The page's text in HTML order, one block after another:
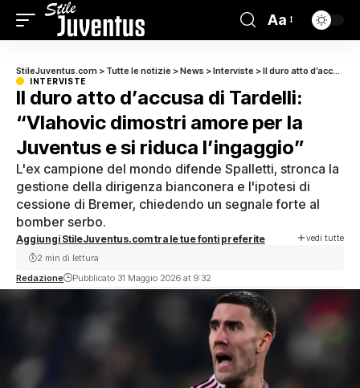
Aa
StileJuventus.com > Tutte le notizie >News >Interviste >Il duro atto d’accusa di Tardelli: “Vlahovic dimostri amore per la Juventus e si riduca l’ingaggio”
INTERVISTE
Il duro atto d’accusa di Tardelli:
“Vlahovic dimostri amore per la
Juventus e si riduca l’ingaggio”
L'ex campione del mondo difende Spalletti, stronca la
gestione della dirigenza bianconera e l'ipotesi di
cessione di Bremer, chiedendo un segnale forte al
bomber serbo.
Aggiungi StileJuventus.com tra le tue fonti preferite vedi tutte
Redazione Pubblicato 31 Maggio 2026 at 9:32
2 min di lettura